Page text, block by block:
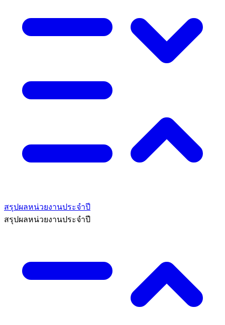
สรุปผลหน่วยงานประจำปี
สรุปผลหน่วยงานประจำปี